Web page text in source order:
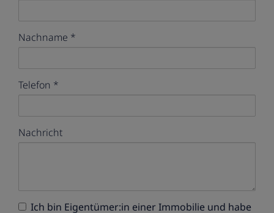
Nachname
Telefon
Nachricht
Ich bin Eigentümer:in einer Immobilie und habe